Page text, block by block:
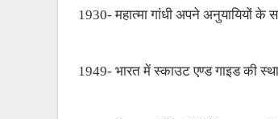
1930- महात्मा गांधी अपने अनुयायियों
1949- भारत में स्काउट एण्ड गाइड की